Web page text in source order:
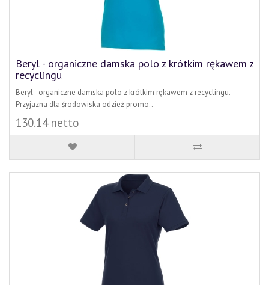
Beryl - organiczne damska polo z krótkim rękawem z
recyclingu
Beryl - organiczne damska polo z krótkim rękawem z recyclingu.
Przyjazna dla środowiska odzież promo..
130.14 netto